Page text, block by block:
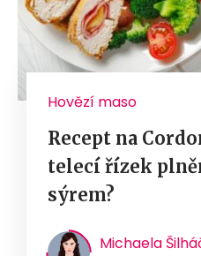
Hovězí maso
Recept na
telecí řízek
sýrem?
Michaela